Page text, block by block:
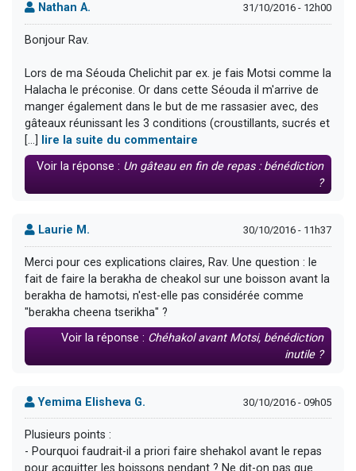
Nathan A. 31/10/2016 - 12h00
Bonjour Rav.
Lors de ma Séouda Chelichit par ex. je fais Motsi comme la
Halacha le préconise. Or dans cette Séouda il m'arrive de
manger également dans le but de me rassasier avec, des
gâteaux réunissant les 3 conditions (croustillants, sucrés et
[...]
lire la suite du commentaire
Voir la réponse : Un gâteau en fin de repas : bénédiction
?
Laurie M. 30/10/2016 - 11h37
Merci pour ces explications claires, Rav. Une question : le
fait de faire la berakha de cheakol sur une boisson avant la
berakha de hamotsi, n'est-elle pas considérée comme
"berakha cheena tserikha" ?
Voir la réponse : Chéhakol avant Motsi, bénédiction
inutile ?
Yemima Elisheva G. 30/10/2016 - 09h05
Plusieurs points :
- Pourquoi faudrait-il a priori faire shehakol avant le repas
pour acquitter les boissons pendant ? Ne dit-on pas que